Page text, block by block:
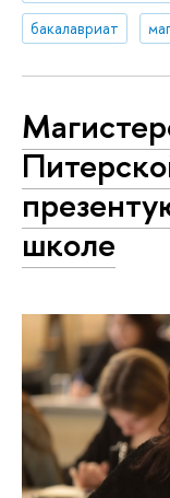
бакалавриат
школе